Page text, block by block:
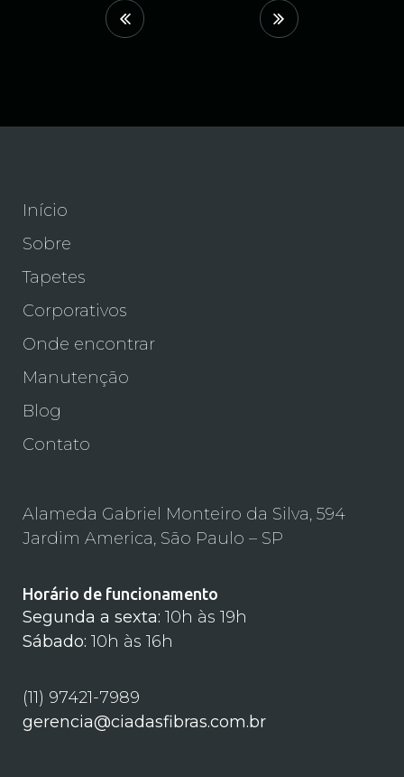
Início
Sobre
Tapetes
Corporativos
Onde encontrar
Manutenção
Blog
Contato
Alameda Gabriel Monteiro da Silva, 594
Jardim America, São Paulo – SP
Horário de funcionamento
Segunda a sexta: 10h às 19h
Sábado: 10h às 16h
(11) 97421-7989
gerencia@ciadasfibras.com.br